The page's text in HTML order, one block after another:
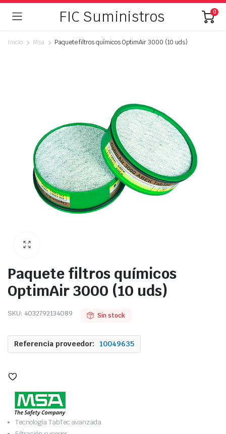
FIC Suministros 0
Inicio Msa Paquete filtros químicos OptimAir 3000 (10 uds)
Paquete filtros químicos
OptimAir 3000 (10 uds)
SKU: 4032792134089 Sin stock
Referencia proveedor: 10049635
Tecnología TabTec avanzada.